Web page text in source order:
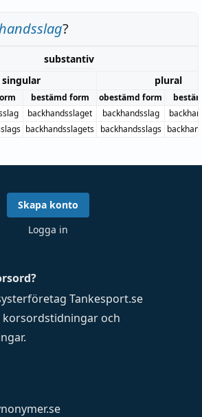
?
substantiv
singular
plural
bestämd form obestämd form
backhandsslaget backhandsslag
backhandsslagets backhandsslags
Tankesport.se
korsordstidningar och
.
Skapa konto
Logga in